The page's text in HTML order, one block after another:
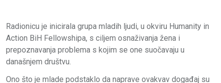
Radionicu je inicirala grupa mladih ljudi, u okviru Humanity in
Action BiH Fellowshipa, s ciljem osnaživanja žena i
prepoznavanja problema s kojim se one suočavaju u
današnjem društvu.
Ono što je mlade podstaklo da naprave ovakvav događaj su